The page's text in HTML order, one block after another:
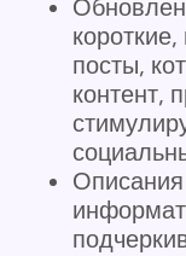
посты,
контент,
Описания